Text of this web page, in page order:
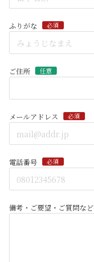
ふりがな 必須
ご住所 任意
メールアドレス 必須
電話番号 必須
備考・ご要望・ご質問など